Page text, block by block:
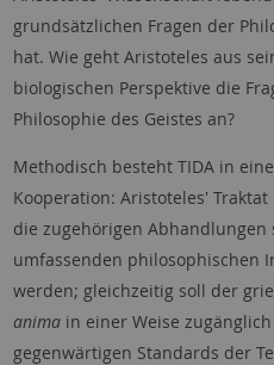
grundsätzlichen Fragen der
hat. Wie geht Aristoteles aus
biologischen Perspektive die
Philosophie des Geistes an?
Methodisch besteht TIDA in
Kooperation: Aristoteles' Traktat
die zugehörigen
umfassenden philosophischen
werden; gleichzeitig soll der
anima in einer Weise
gegenwärtigen Standards der